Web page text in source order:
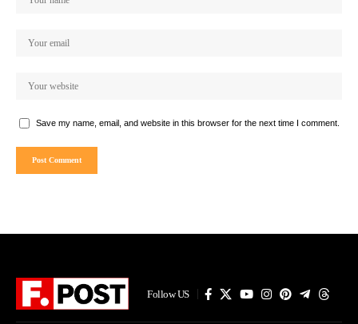
Save my name, email, and website in this browser for the next time I comment.
Follow US